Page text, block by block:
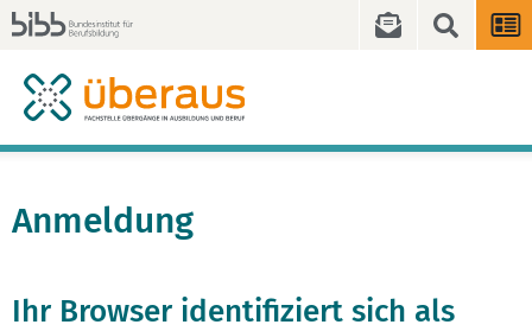
Anmeldung
Ihr Browser identifiziert sich als